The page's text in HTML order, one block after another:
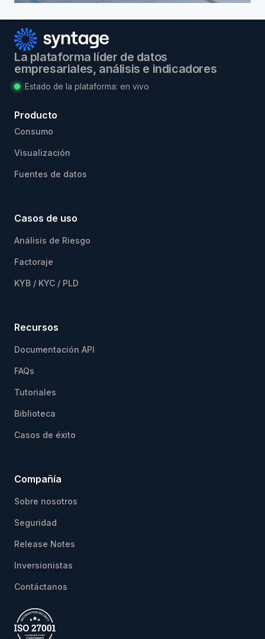
La plataforma líder de datos
empresariales, análisis e indicadores
Estado de la plataforma: en vivo
Producto
Consumo
Visualización
Fuentes de datos
Casos de uso
Análisis de Riesgo
Factoraje
KYB / KYC / PLD
Recursos
Documentación API
FAQs
Tutoriales
Biblioteca
Casos de éxito
Compañía
Sobre nosotros
Seguridad
Release Notes
Inversionistas
Contáctanos